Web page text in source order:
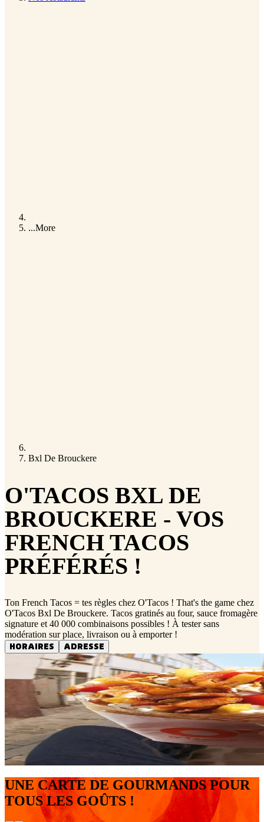
...More
Bxl De Brouckere
O'TACOS BXL DE
BROUCKERE - VOS
FRENCH TACOS
PRÉFÉRÉS !
Ton French Tacos = tes règles chez O'Tacos ! That's the game chez
O'Tacos Bxl De Brouckere. Tacos gratinés au four, sauce fromagère
signature et 40 000 combinaisons possibles ! À tester sans
modération sur place, livraison ou à emporter !
HORAIRES
ADRESSE
UNE CARTE DE GOURMANDS POUR
TOUS LES GOÛTS !